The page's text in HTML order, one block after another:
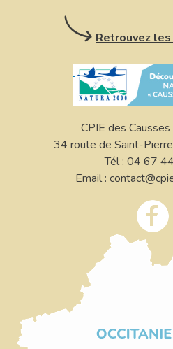
Retrouvez
CPIE des
34 route de Saint-
Tél : 04 67
Email :